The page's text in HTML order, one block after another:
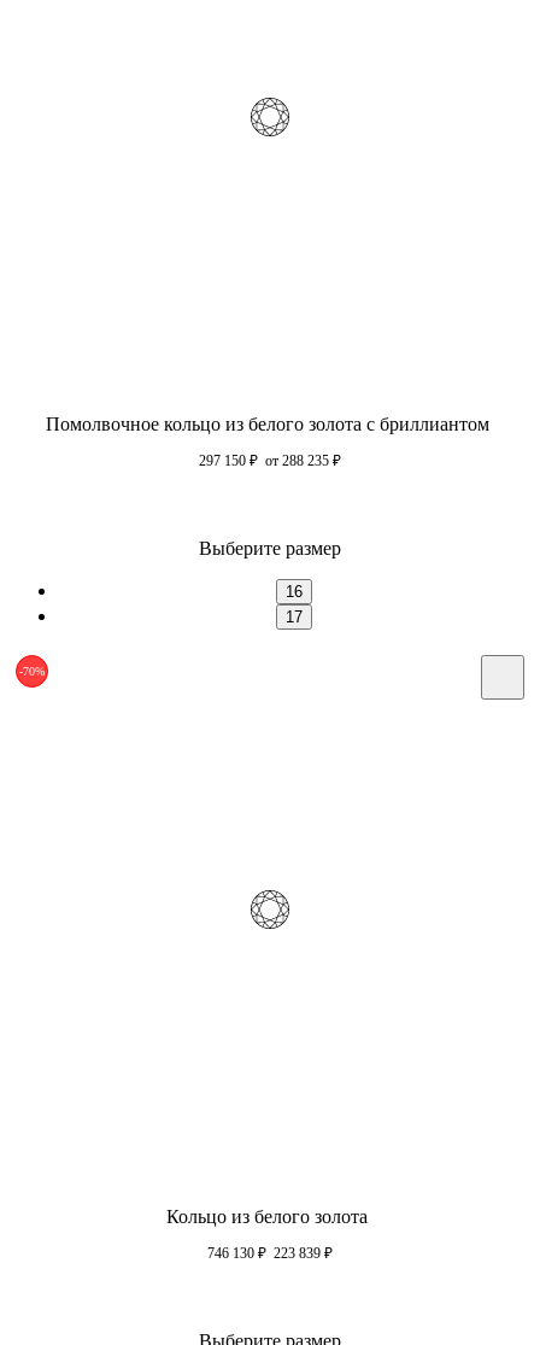
Помолвочное кольцо из белого золота с бриллиантом
297 150 ₽ от 288 235 ₽
Выберите размер
16
17
-70%
Кольцо из белого золота
746 130 ₽ 223 839 ₽
Выберите размер